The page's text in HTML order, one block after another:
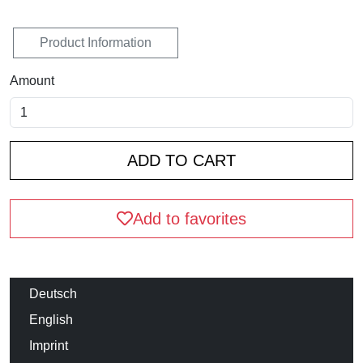
Product Information
Amount
Add to favorites
Deutsch
English
Imprint